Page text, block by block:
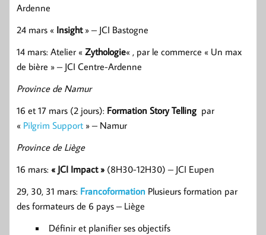
Ardenne
24 mars « Insight» – JCI Bastogne
14 mars: Atelier « Zythologie« , par le commerce « Un max
de bière » – JCI Centre-Ardenne
Province de Namur
16 et 17 mars (2 jours): Formation Story Telling par
« Pilgrim Support » – Namur
Province de Liège
16 mars: « JCI Impact » (8H30-12H30) – JCI Eupen
29, 30, 31 mars: Francoformation Plusieurs formation par
des formateurs de 6 pays – Liège
Définir et planifier ses objectifs